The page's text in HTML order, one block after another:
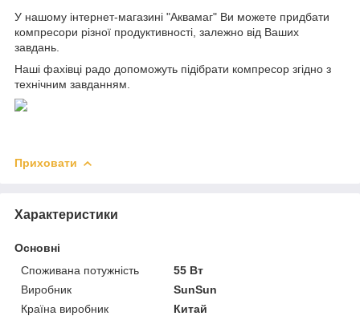
У нашому інтернет-магазині "Аквамаг" Ви можете придбати
компресори різної продуктивності, залежно від Ваших
завдань.
Наші фахівці радо допоможуть підібрати компресор згідно з
технічним завданням.
Приховати
Характеристики
Основні
Споживана потужність
55 Вт
Виробник
SunSun
Країна виробник
Китай